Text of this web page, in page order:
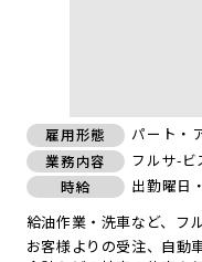
雇用形態
パート・
業務内容
フルサ-ビ
時給
出勤曜日
給油作業・洗車など、フ
お客様よりの受注、自動